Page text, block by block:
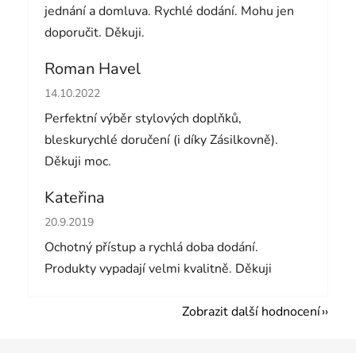
jednání a domluva. Rychlé dodání. Mohu jen
doporučit. Děkuji.
Roman Havel
Hodnocení obchodu je 5 z 5 hvězdiček.
14.10.2022
Perfektní výběr stylových doplňků,
bleskurychlé doručení (i díky Zásilkovně).
Děkuji moc.
Kateřina
Hodnocení obchodu je 5 z 5 hvězdiček.
20.9.2019
Ochotný přístup a rychlá doba dodání.
Produkty vypadají velmi kvalitně. Děkuji
Zobrazit další hodnocení